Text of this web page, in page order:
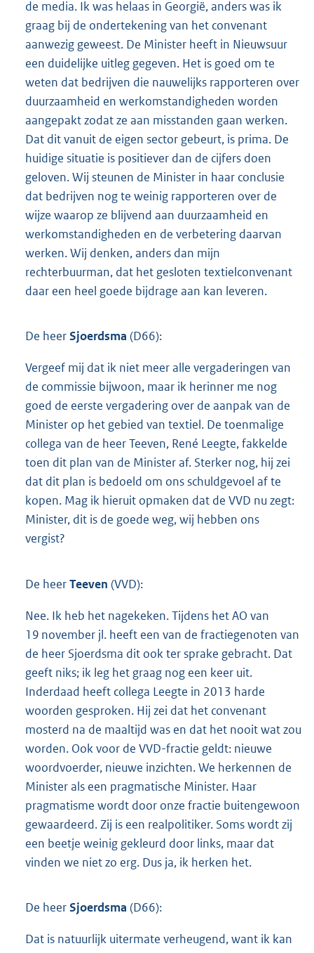
de media. Ik was helaas in Georgië, anders was ik
graag bij de ondertekening van het convenant
aanwezig geweest. De Minister heeft in Nieuwsuur
een duidelijke uitleg gegeven. Het is goed om te
weten dat bedrijven die nauwelijks rapporteren over
duurzaamheid en werkomstandigheden worden
aangepakt zodat ze aan misstanden gaan werken.
Dat dit vanuit de eigen sector gebeurt, is prima. De
huidige situatie is positiever dan de cijfers doen
geloven. Wij steunen de Minister in haar conclusie
dat bedrijven nog te weinig rapporteren over de
wijze waarop ze blijvend aan duurzaamheid en
werkomstandigheden en de verbetering daarvan
werken. Wij denken, anders dan mijn
rechterbuurman, dat het gesloten textielconvenant
daar een heel goede bijdrage aan kan leveren.
De heerSjoerdsma (D66):
Vergeef mij dat ik niet meer alle vergaderingen van
de commissie bijwoon, maar ik herinner me nog
goed de eerste vergadering over de aanpak van de
Minister op het gebied van textiel. De toenmalige
collega van de heer Teeven, René Leegte, fakkelde
toen dit plan van de Minister af. Sterker nog, hij zei
dat dit plan is bedoeld om ons schuldgevoel af te
kopen. Mag ik hieruit opmaken dat de VVD nu zegt:
Minister, dit is de goede weg, wij hebben ons
vergist?
De heerTeeven (VVD):
Nee. Ik heb het nagekeken. Tijdens het AO van
19 november jl. heeft een van de fractiegenoten van
de heer Sjoerdsma dit ook ter sprake gebracht. Dat
geeft niks; ik leg het graag nog een keer uit.
Inderdaad heeft collega Leegte in 2013 harde
woorden gesproken. Hij zei dat het convenant
mosterd na de maaltijd was en dat het nooit wat zou
worden. Ook voor de VVD-fractie geldt: nieuwe
woordvoerder, nieuwe inzichten. We herkennen de
Minister als een pragmatische Minister. Haar
pragmatisme wordt door onze fractie buitengewoon
gewaardeerd. Zij is een realpolitiker. Soms wordt zij
een beetje weinig gekleurd door links, maar dat
vinden we niet zo erg. Dus ja, ik herken het.
De heerSjoerdsma (D66):
Dat is natuurlijk uitermate verheugend, want ik kan